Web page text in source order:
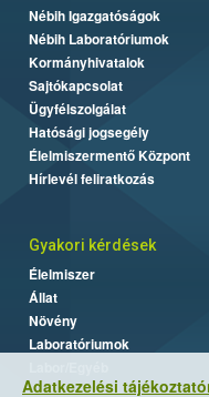
Adatkezelési
Nébih Igazgatóságok
Nébih Laboratóriumok
Kormányhivatalok
Sajtókapcsolat
Ügyfélszolgálat
Hatósági jogsegély
Élelmiszermentő Központ
Hírlevél feliratkozás
Gyakori kérdések
Élelmiszer
Állat
Növény
Laboratóriumok